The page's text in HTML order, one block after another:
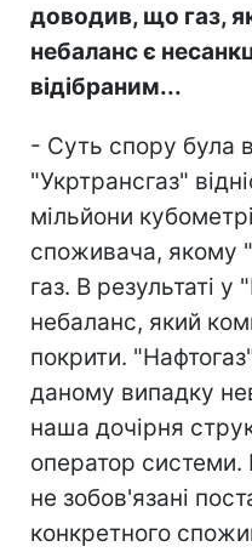
доводив, що газ,
небаланс є
відібраним...
- Суть спору була
"Укртрансгаз"
мільйони
споживача, якому
газ. В результаті
небаланс, який
покрити.
даному випадку
наша дочірня
оператор
не зобов'язані
конкретного